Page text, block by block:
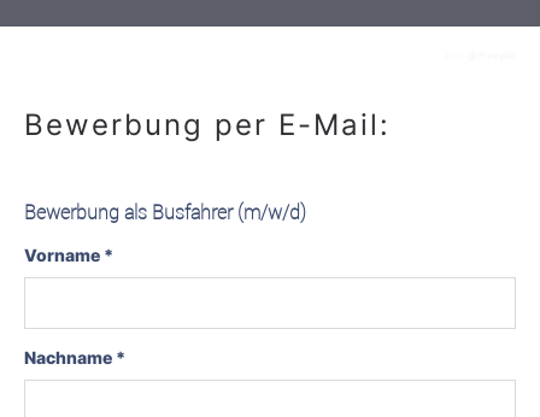
Bewerbung per E-Mail:
Bewerbung als Busfahrer (m/w/d)
Vorname *
Nachname *